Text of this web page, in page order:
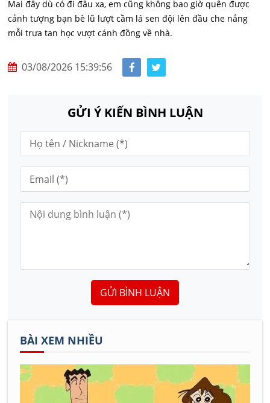
Mai đây dù có đi đâu xa, em cũng không bao giờ quên được
cảnh tượng bạn bè lũ lượt cầm lá sen đội lên đầu che nắng
mỗi trưa tan học vượt cánh đồng về nhà.
03/08/2026 15:39:56
GỬI Ý KIẾN BÌNH LUẬN
GỬI BÌNH LUẬN
BÀI XEM NHIỀU